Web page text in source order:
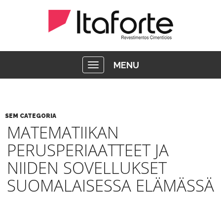
MENU
SEM CATEGORIA
MATEMATIIKAN
PERUSPERIAATTEET JA
NIIDEN SOVELLUKSET
SUOMALAISESSA ELÄMÄSSÄ